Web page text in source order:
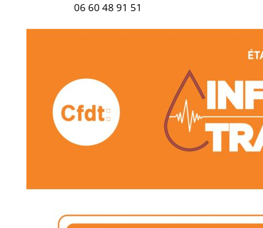
06 60 48 91 51